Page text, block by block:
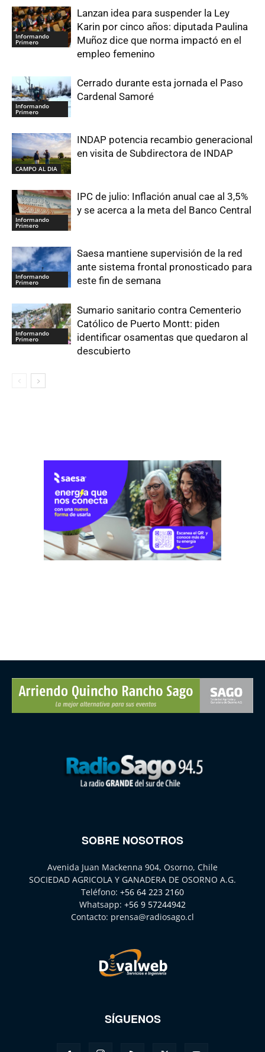
Informando
Primero
Lanzan idea para suspender la Ley
Karin por cinco años: diputada Paulina
Muñoz dice que norma impactó en el
empleo femenino
Informando
Primero
Cerrado durante esta jornada el Paso
Cardenal Samoré
CAMPO AL DIA
INDAP potencia recambio generacional
en visita de Subdirectora de INDAP
Informando
Primero
IPC de julio: Inflación anual cae al 3,5%
y se acerca a la meta del Banco Central
Informando
Primero
Saesa mantiene supervisión de la red
ante sistema frontal pronosticado para
este fin de semana
Informando
Primero
Sumario sanitario contra Cementerio
Católico de Puerto Montt: piden
identificar osamentas que quedaron al
descubierto
SOBRE NOSOTROS
Avenida Juan Mackenna 904, Osorno, Chile
SOCIEDAD AGRICOLA Y GANADERA DE OSORNO A.G.
Teléfono: +56 64 223 2160
Whatsapp: +56 9 57244942
Contacto: prensa@radiosago.cl
SÍGUENOS